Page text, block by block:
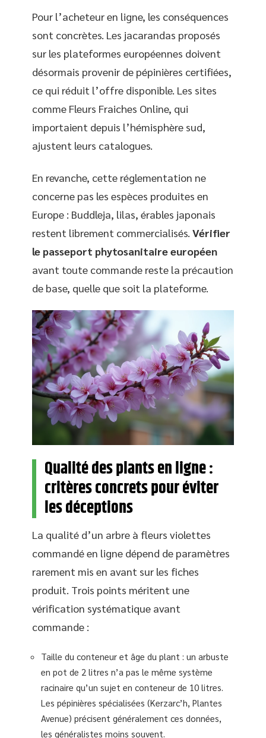
Pour l’acheteur en ligne, les conséquences
sont concrètes. Les jacarandas proposés
sur les plateformes européennes doivent
désormais provenir de pépinières certifiées,
ce qui réduit l’offre disponible. Les sites
comme Fleurs Fraiches Online, qui
importaient depuis l’hémisphère sud,
ajustent leurs catalogues.
En revanche, cette réglementation ne
concerne pas les espèces produites en
Europe : Buddleja, lilas, érables japonais
restent librement commercialisés. Vérifier
le passeport phytosanitaire européen
avant toute commande reste la précaution
de base, quelle que soit la plateforme.
Qualité des plants en ligne :
critères concrets pour éviter
les déceptions
La qualité d’un arbre à fleurs violettes
commandé en ligne dépend de paramètres
rarement mis en avant sur les fiches
produit. Trois points méritent une
vérification systématique avant
commande :
Taille du conteneur et âge du plant : un arbuste
en pot de 2 litres n’a pas le même système
racinaire qu’un sujet en conteneur de 10 litres.
Les pépinières spécialisées (Kerzarc’h, Plantes
Avenue) précisent généralement ces données,
les généralistes moins souvent.